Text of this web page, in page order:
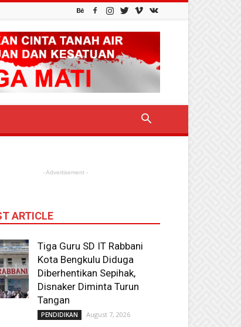
- Advertisement -
ARTICLE
Tiga Guru SD IT Rabbani
Kota Bengkulu Diduga
Diberhentikan Sepihak,
Disnaker Diminta Turun
Tangan
PENDIDIKAN August 7, 2026